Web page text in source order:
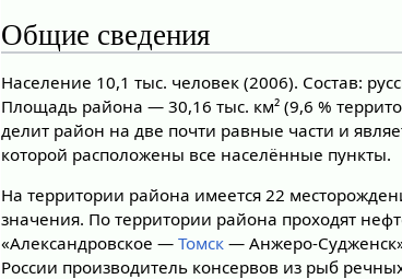
Общие сведения
Население 10,1 тыс. человек (2006). Состав:
Площадь района — 30,16 тыс. км² (9,6 %
делит район на две почти равные части и
которой расположены все населённые пункты.
На территории района имеется 22
значения. По территории района проходят
«Александровское —Томск — Анжеро-
России производитель консервов из рыб